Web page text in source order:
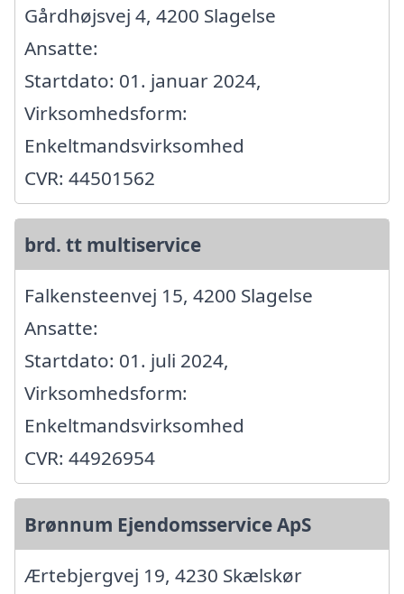
Gårdhøjsvej 4, 4200 Slagelse
Ansatte:
Startdato: 01. januar 2024,
Virksomhedsform:
Enkeltmandsvirksomhed
CVR: 44501562
brd. tt multiservice
Falkensteenvej 15, 4200 Slagelse
Ansatte:
Startdato: 01. juli 2024,
Virksomhedsform:
Enkeltmandsvirksomhed
CVR: 44926954
Brønnum Ejendomsservice ApS
Ærtebjergvej 19, 4230 Skælskør